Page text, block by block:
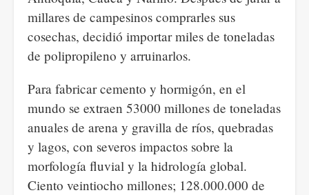
millares de campesinos comprarles sus
cosechas, decidió importar miles de toneladas
de polipropileno y arruinarlos.
Para fabricar cemento y hormigón, en el
mundo se extraen 53000 millones de toneladas
anuales de arena y gravilla de ríos, quebradas
y lagos, con severos impactos sobre la
morfología fluvial y la hidrología global.
Ciento veintiocho millones; 128.000.000 de